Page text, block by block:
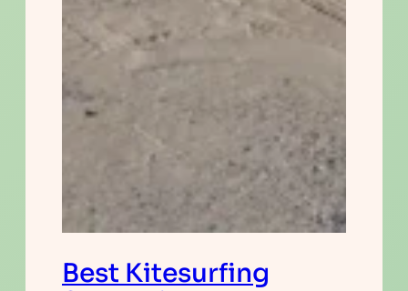
Best Kitesurfing